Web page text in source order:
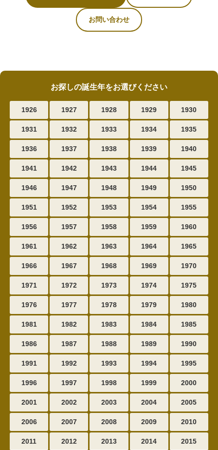
お問い合わせ
お探しの誕生年をお選びください
1926 1927 1928 1929 1930
1931 1932 1933 1934 1935
1936 1937 1938 1939 1940
1941 1942 1943 1944 1945
1946 1947 1948 1949 1950
1951 1952 1953 1954 1955
1956 1957 1958 1959 1960
1961 1962 1963 1964 1965
1966 1967 1968 1969 1970
1971 1972 1973 1974 1975
1976 1977 1978 1979 1980
1981 1982 1983 1984 1985
1986 1987 1988 1989 1990
1991 1992 1993 1994 1995
1996 1997 1998 1999 2000
2001 2002 2003 2004 2005
2006 2007 2008 2009 2010
2011 2012 2013 2014 2015